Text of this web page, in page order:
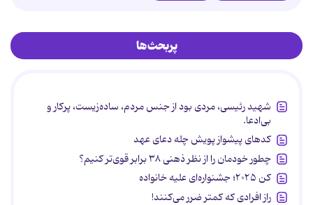
پربحث‌ها
شهید رئیسی، مردی بود از جنس مردم، ساده‌زیست، پرکار و
بی‌ادعا.
کدهای پیشواز پویش چله دعای عهد
چطور خودمان را از نظر ذهنی ۳۸ برابر قوی‌تر کنیم؟
کن ۲۰۲۵؛ جشنواره‌ای علیه خانواده
راز افرادی که کمتر ضرر می‌کنند!